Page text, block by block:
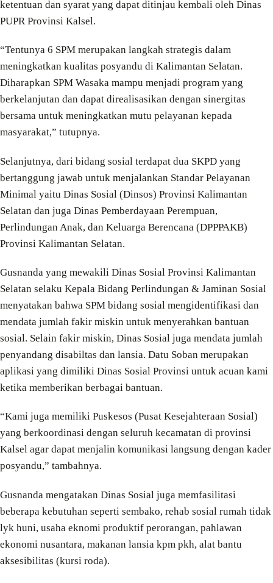
ketentuan dan syarat yang dapat ditinjau kembali oleh Dinas
PUPR Provinsi Kalsel.
“Tentunya 6 SPM merupakan langkah strategis dalam
meningkatkan kualitas posyandu di Kalimantan Selatan.
Diharapkan SPM Wasaka mampu menjadi program yang
berkelanjutan dan dapat direalisasikan dengan sinergitas
bersama untuk meningkatkan mutu pelayanan kepada
masyarakat,” tutupnya.
Selanjutnya, dari bidang sosial terdapat dua SKPD yang
bertanggung jawab untuk menjalankan Standar Pelayanan
Minimal yaitu Dinas Sosial (Dinsos) Provinsi Kalimantan
Selatan dan juga Dinas Pemberdayaan Perempuan,
Perlindungan Anak, dan Keluarga Berencana (DPPPAKB)
Provinsi Kalimantan Selatan.
Gusnanda yang mewakili Dinas Sosial Provinsi Kalimantan
Selatan selaku Kepala Bidang Perlindungan & Jaminan Sosial
menyatakan bahwa SPM bidang sosial mengidentifikasi dan
mendata jumlah fakir miskin untuk menyerahkan bantuan
sosial. Selain fakir miskin, Dinas Sosial juga mendata jumlah
penyandang disabiltas dan lansia. Datu Soban merupakan
aplikasi yang dimiliki Dinas Sosial Provinsi untuk acuan kami
ketika memberikan berbagai bantuan.
“Kami juga memiliki Puskesos (Pusat Kesejahteraan Sosial)
yang berkoordinasi dengan seluruh kecamatan di provinsi
Kalsel agar dapat menjalin komunikasi langsung dengan kader
posyandu,” tambahnya.
Gusnanda mengatakan Dinas Sosial juga memfasilitasi
beberapa kebutuhan seperti sembako, rehab sosial rumah tidak
lyk huni, usaha eknomi produktif perorangan, pahlawan
ekonomi nusantara, makanan lansia kpm pkh, alat bantu
aksesibilitas (kursi roda).